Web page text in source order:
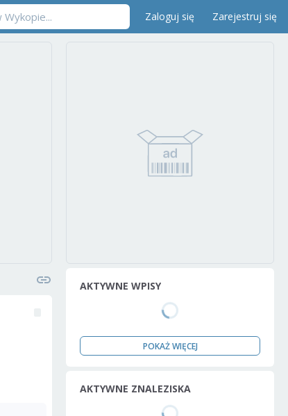
Zaloguj się Zarejestruj się
AKTYWNE WPISY
POKAŻ WIĘCEJ
AKTYWNE ZNALEZISKA